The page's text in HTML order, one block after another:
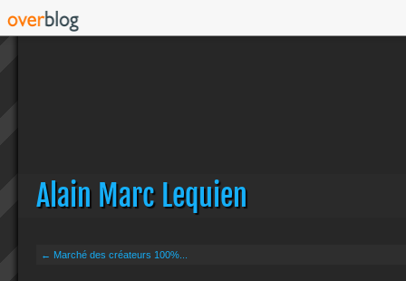
Alain Marc Lequien
← Marché des créateurs 100%...